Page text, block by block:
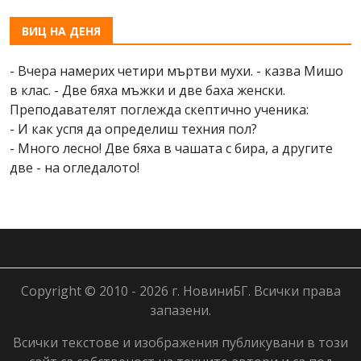
ВИЦ НА ДЕНЯ
- Вчера намерих четири мъртви мухи. - казва Мишо
в клас. - Две бяха мъжки и две баха женски.
Преподавателят поглежда скептично ученика:
- И как успя да определиш техния пол?
- Много лесно! Две бяха в чашата с бира, а другите
две - на огледалото!
Copyright © 2010 - 2026 г. НовиниБГ. Всички права
запазени.
Всички текстове и изображения публикувани в този